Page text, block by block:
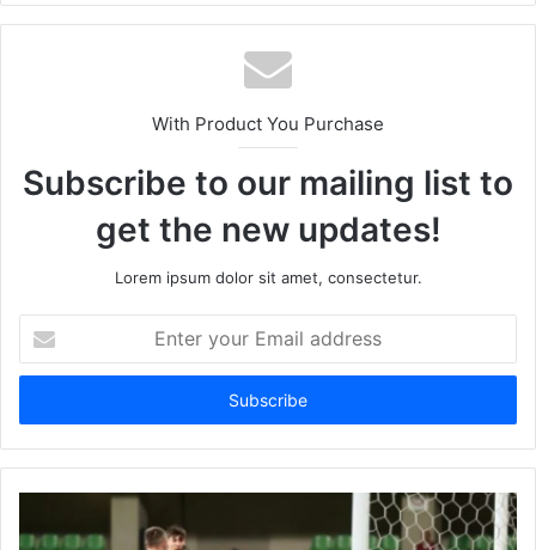
With Product You Purchase
Subscribe to our mailing list to
get the new updates!
Lorem ipsum dolor sit amet, consectetur.
your
Email